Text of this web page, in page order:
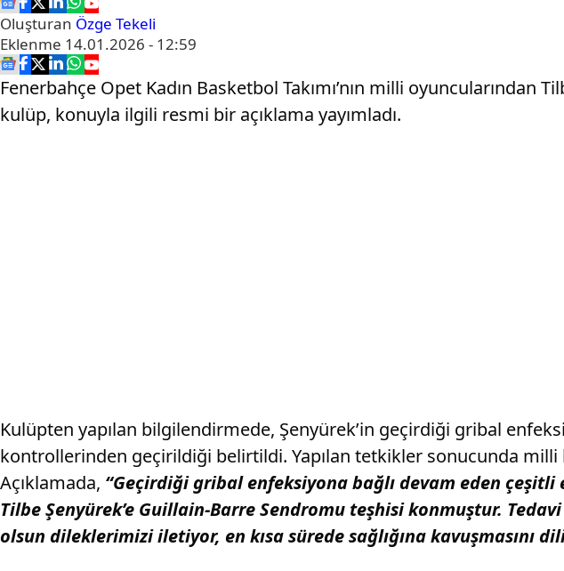
Oluşturan Özge Tekeli
Eklenme 14.01.2026 - 12:59
Fenerbahçe Opet Kadın Basketbol Takımı’nın milli
kulüp, konuyla ilgili resmi bir açıklama yayımladı.
Kulüpten yapılan bilgilendirmede, Şenyürek’in geçirdiği gribal
kontrollerinden geçirildiği belirtildi. Yapılan tetkikler sonucunda
Açıklamada, “Geçirdiği gribal enfeksiyona bağlı devam eden
Tilbe Şenyürek’e Guillain-Barre Sendromu teşhisi konmuştur.
olsun dileklerimizi iletiyor, en kısa sürede sağlığına kavuşmasını